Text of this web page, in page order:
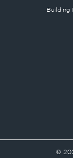
Building
©